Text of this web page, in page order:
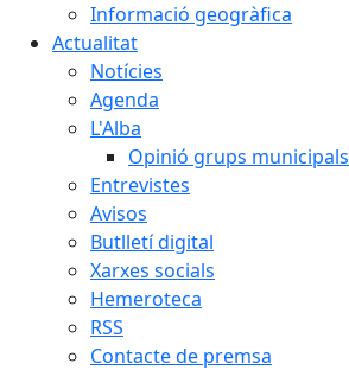
Informació geogràfica
Actualitat
Notícies
Agenda
L'Alba
Opinió grups municipals
Entrevistes
Avisos
Butlletí digital
Xarxes socials
Hemeroteca
RSS
Contacte de premsa